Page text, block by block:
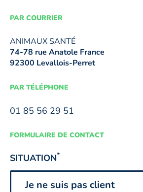
PAR COURRIER
ANIMAUX SANTÉ
74-78 rue Anatole France
92300 Levallois-Perret
PAR TÉLÉPHONE
01 85 56 29 51
FORMULAIRE DE CONTACT
SITUATION*